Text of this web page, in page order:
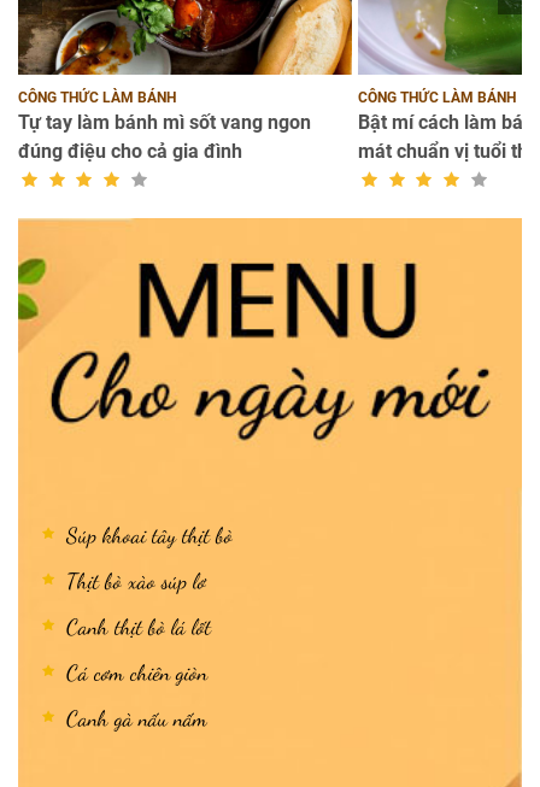
CÔNG THỨC LÀM BÁNH
Tự tay làm bánh mì sốt vang ngon
đúng điệu cho cả gia đình
CÔNG THỨC LÀM BÁNH
Bật mí cách làm
mát chuẩn vị tuổi thơ
Súp khoai tây thịt bò
Thịt bò xào súp lơ
Canh thịt bò lá lốt
Cá cơm chiên giòn
Canh gà nấu nấm